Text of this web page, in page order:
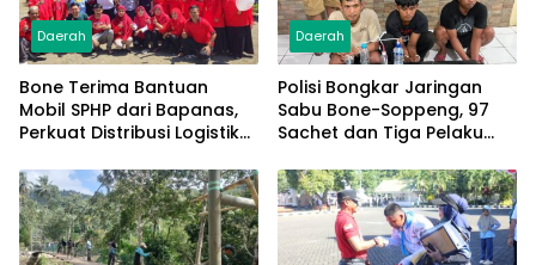
Daerah
Bone Terima Bantuan
Mobil SPHP dari Bapanas,
Perkuat Distribusi Logistik
Daerah
Polisi Bongkar Jaringan
Sabu Bone-Soppeng, 97
Sachet dan Tiga Pelaku